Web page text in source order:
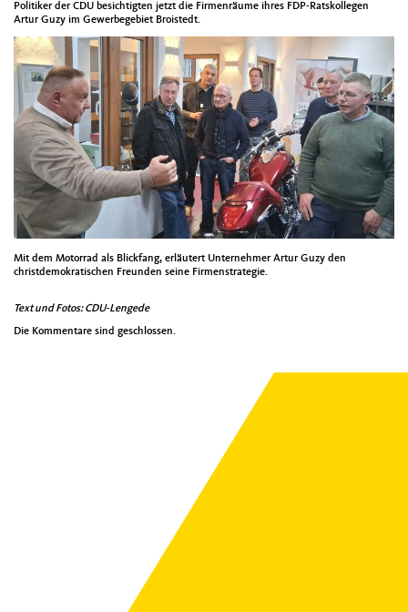
Politiker der CDU besichtigten jetzt die Firmenräume ihres FDP-Ratskollegen
Artur Guzy im Gewerbegebiet Broistedt.
Mit dem Motorrad als Blickfang, erläutert Unternehmer Artur Guzy den
christdemokratischen Freunden seine Firmenstrategie.
Text und Fotos: CDU-Lengede
Die Kommentare sind geschlossen.